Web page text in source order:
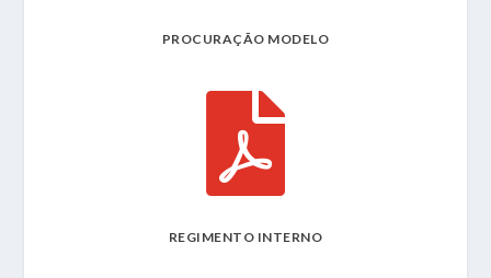
PROCURAÇÃO MODELO

REGIMENTO INTERNO